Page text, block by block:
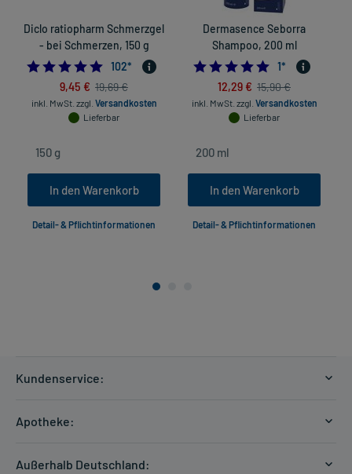
Diclo ratiopharm Schmerzgel
- bei Schmerzen, 150 g
4.862745098039215
102*
9,45 € 19,69 €
inkl. MwSt. zzgl. Versandkosten
Lieferbar
In den Warenkorb
Detail- & Pflichtinformationen
Dermasence Seborra
Shampoo, 200 ml
5.0
1*
12,29 € 15,90 €
inkl. MwSt. zzgl. Versandkosten
Lieferbar
In den Warenkorb
Detail- & Pflichtinformationen
Kundenservice:
Apotheke:
Außerhalb Deutschland: